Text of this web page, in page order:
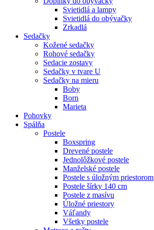
Svietidlá a lampy
Svietidlá do obývačky
Zrkadlá
Sedačky
Kožené sedačky
Rohové sedačky
Sedacie zostavy
Sedačky v tvare U
Sedačky na mieru
Boby
Born
Marieta
Pohovky
Spálňa
Postele
Boxspring
Drevené postele
Jednolôžkové postele
Manželské postele
Postele s úložným priestorom
Postele šírky 140 cm
Postele z masívu
Úložné priestory
Váľandy
Všetky postele